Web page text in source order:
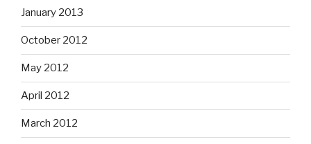
January 2013
October 2012
May 2012
April 2012
March 2012